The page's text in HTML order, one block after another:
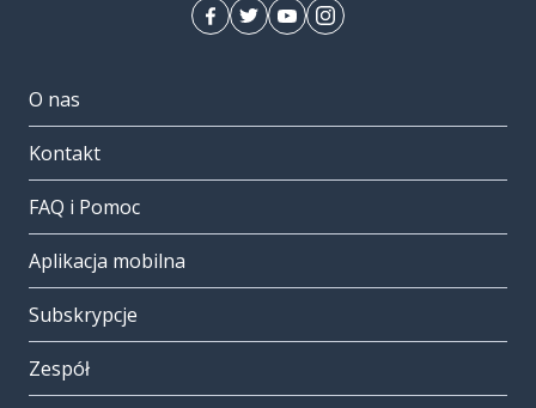
O nas
Kontakt
FAQ i Pomoc
Aplikacja mobilna
Subskrypcje
Zespół